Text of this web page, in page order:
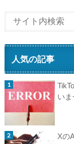
人気の記事
い
Xの